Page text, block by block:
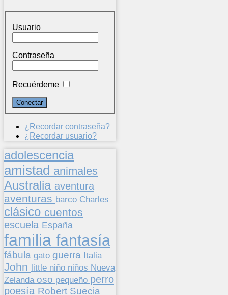
Usuario
Contraseña
Recuérdeme
¿Recordar contraseña?
¿Recordar usuario?
adolescencia
amistad animales
Australia aventura
aventuras barco Charles
clásico cuentos
escuela España
familia fantasía
fábula gato guerra Italia
John little niño niños Nueva
Zelanda oso pequeño perro
poesía Robert Suecia